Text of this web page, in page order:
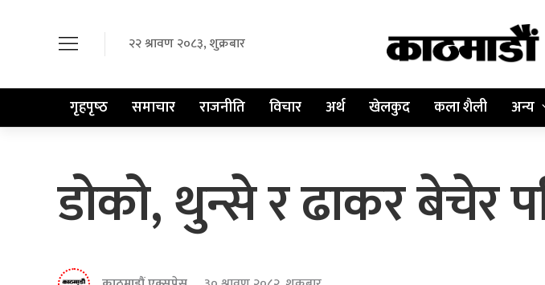
२२ श्रावण २०८३, शुक्रबार
गृहपृष्‍ठ समाचार राजनीति विचार अर्थ खेलकुद कला शैली अन्य
डोको, थुन्से र ढाकर बेचेर